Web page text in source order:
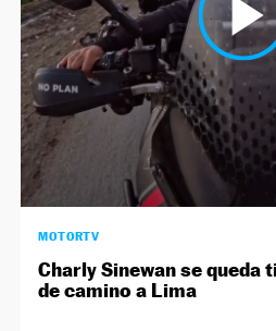
MOTORTV
Charly Sinewan se queda
de camino a Lima